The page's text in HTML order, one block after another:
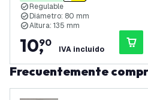
Regulable
Diámetro: 80 mm
Altura: 135 mm
10,
90
IVA incluido
Frecuentemente